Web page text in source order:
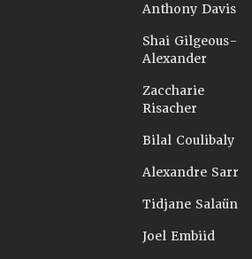
Anthony Davis
Shai Gilgeous-
Alexander
Zaccharie
Risacher
Bilal Coulibaly
Alexandre Sarr
Tidjane Salaün
Joel Embiid